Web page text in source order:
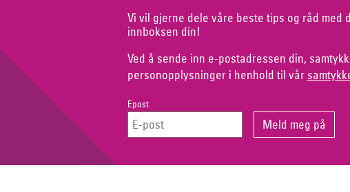
Vi vil gjerne dele våre beste tips og råd med
innboksen din!
Ved å sende inn e-postadressen din,
personopplysninger i henhold til vår
Epost